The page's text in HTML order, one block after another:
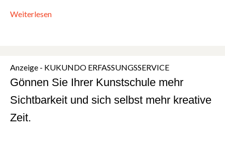
Weiterlesen
Anzeige - KUKUNDO ERFASSUNGSSERVICE
Gönnen Sie Ihrer Kunstschule mehr
Sichtbarkeit und sich selbst mehr kreative
Zeit.